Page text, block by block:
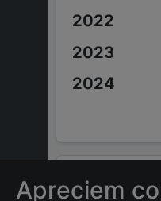
ÎNTREBĂRI
Apreciem